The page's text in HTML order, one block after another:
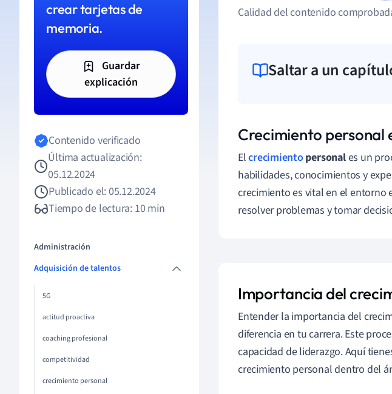
crear tarjetas de
memoria.
Guardar
explicación
Contenido verificado
Última actualización:
05.12.2024
Publicado el: 05.12.2024
Tiempo de lectura: 10 min
Administración
Adquisición de talentos
5G
actitud proactiva
coaching profesional
competitividad
crecimiento personal
Calidad del contenido
Saltar a un
Crecimiento personal
Elcrecimientopersonales un
habilidades, conocimientos y
crecimiento es vital en el entorno
resolver problemas y tomar
Importancia del
Entender la importancia del
diferencia en tu carrera. Este
capacidad de liderazgo. Aquí
crecimiento personal dentro del